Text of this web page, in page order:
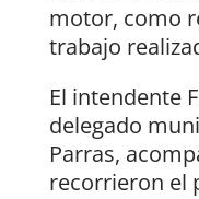
motor, como
trabajo
El intendente
delegado
Parras,
recorrieron el